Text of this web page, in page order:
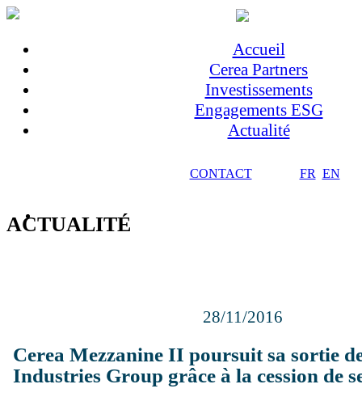
Accueil
Cerea Partners
Investissements
Engagements ESG
Actualité
CONTACT FR EN
ACTUALITÉ
28/11/2016
Cerea Mezzanine II poursuit sa sortie
Industries Group grâce à la cession de